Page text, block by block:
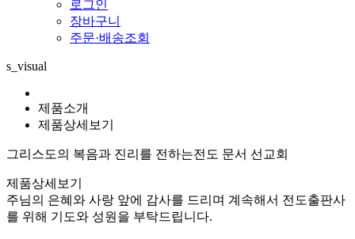
로그인
장바구니
주문·배송조회
s_visual
제품소개
제품상세보기
그리스도의 복음과 진리를 전하는전도 문서 선교회
제품상세보기
주님의 은혜와 사랑 앞에 감사를 드리며 계속해서 전도출판사
를 위해 기도와 성원을 부탁드립니다.